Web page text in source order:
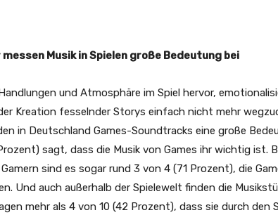
Musik in Spielen große Bedeutung bei
und Atmosphäre im Spiel hervor,
Kreation fesselnder Storys einfach nicht mehr
in Deutschland Games-Soundtracks eine große
sagt, dass die Musik von Games ihr wichtig ist.
sind es sogar rund 3 von 4 (71 Prozent), die
Und auch außerhalb der Spielewelt finden die
mehr als 4 von 10 (42 Prozent), dass sie durch den